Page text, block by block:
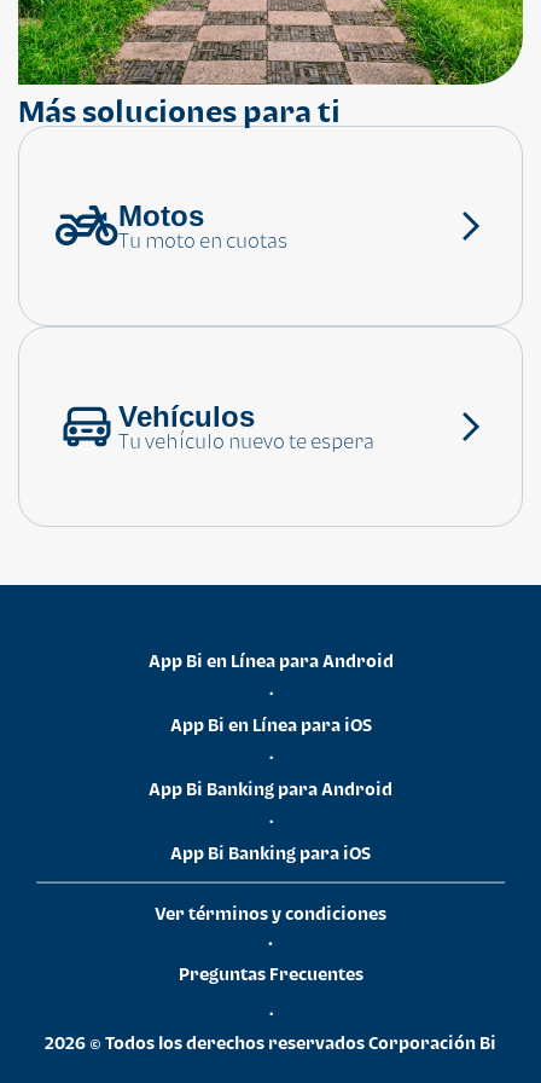
¿Necesitas ayuda?
Más soluciones para ti
Motos
Tu moto en cuotas
Vehículos
Tu vehículo nuevo te espera
App Bi en Línea para Android
•
App Bi en Línea para iOS
•
App Bi Banking para Android
•
App Bi Banking para iOS
Ver términos y condiciones
•
Preguntas Frecuentes
•
2026 © Todos los derechos reservados Corporación Bi